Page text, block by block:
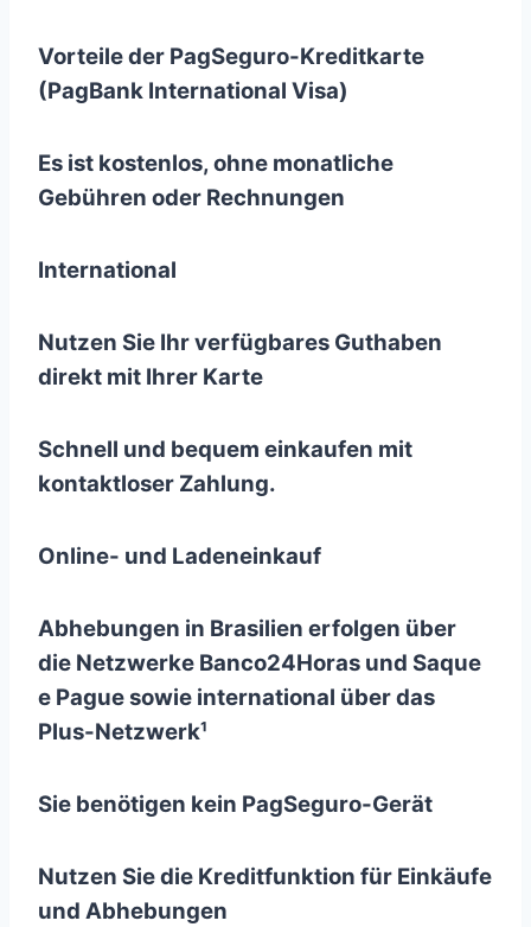
Vorteile der PagSeguro-Kreditkarte
(PagBank International Visa)
Es ist kostenlos, ohne monatliche
Gebühren oder Rechnungen
International
Nutzen Sie Ihr verfügbares Guthaben
direkt mit Ihrer Karte
Schnell und bequem einkaufen mit
kontaktloser Zahlung.
Online- und Ladeneinkauf
Abhebungen in Brasilien erfolgen über
die Netzwerke Banco24Horas und Saque
e Pague sowie international über das
Plus-Netzwerk¹
Sie benötigen kein PagSeguro-Gerät
Nutzen Sie die Kreditfunktion für Einkäufe
und Abhebungen